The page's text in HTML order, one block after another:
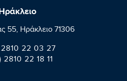
55, Ηράκλειο 71306
22 03 27
2810 22 18 11